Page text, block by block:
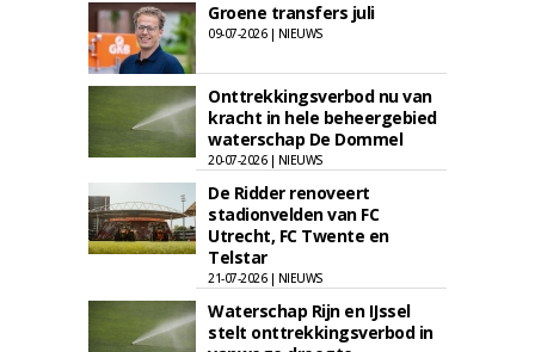
Groene transfers juli
09-07-2026 | NIEUWS
Onttrekkingsverbod nu van
kracht in hele beheergebied
waterschap De Dommel
20-07-2026 | NIEUWS
De Ridder renoveert
stadionvelden van FC
Utrecht, FC Twente en
Telstar
21-07-2026 | NIEUWS
Waterschap Rijn en IJssel
stelt onttrekkingsverbod in